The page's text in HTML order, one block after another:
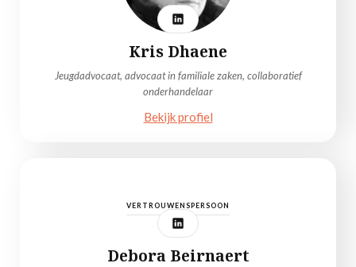
Kris Dhaene
Jeugdadvocaat, advocaat in familiale zaken, collaboratief
onderhandelaar
Bekijk profiel
VERTROUWENSPERSOON
Debora Beirnaert